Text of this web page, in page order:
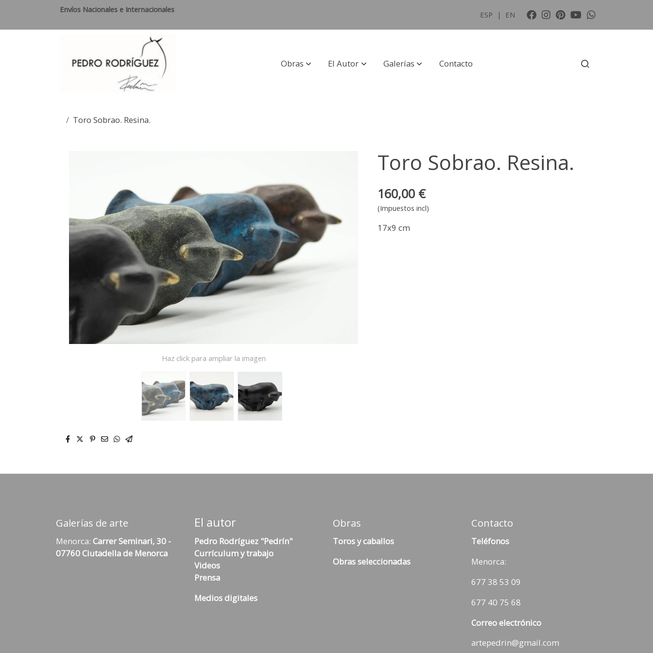
Envíos Nacionales e Internacionales
ESP | EN
Obras El Autor Galerías Contacto
Toro Sobrao. Resina.
Haz click para ampliar la imagen
Toro Sobrao. Resina.
160,00 €
(Impuestos incl)
17x9 cm
Galerías de arte
Menorca: Carrer Seminari, 30 -
07760 Ciutadella de Menorca
El autor
Pedro Rodríguez "Pedrín"
Currículum y trabajo
Videos
Prensa
Medios digitales
Obras
Toros y caballos
Obras seleccionadas
Contacto
Teléfonos
Menorca:
677 38 53 09
677 40 75 68
Correo electrónico
artepedrin@gmail.com